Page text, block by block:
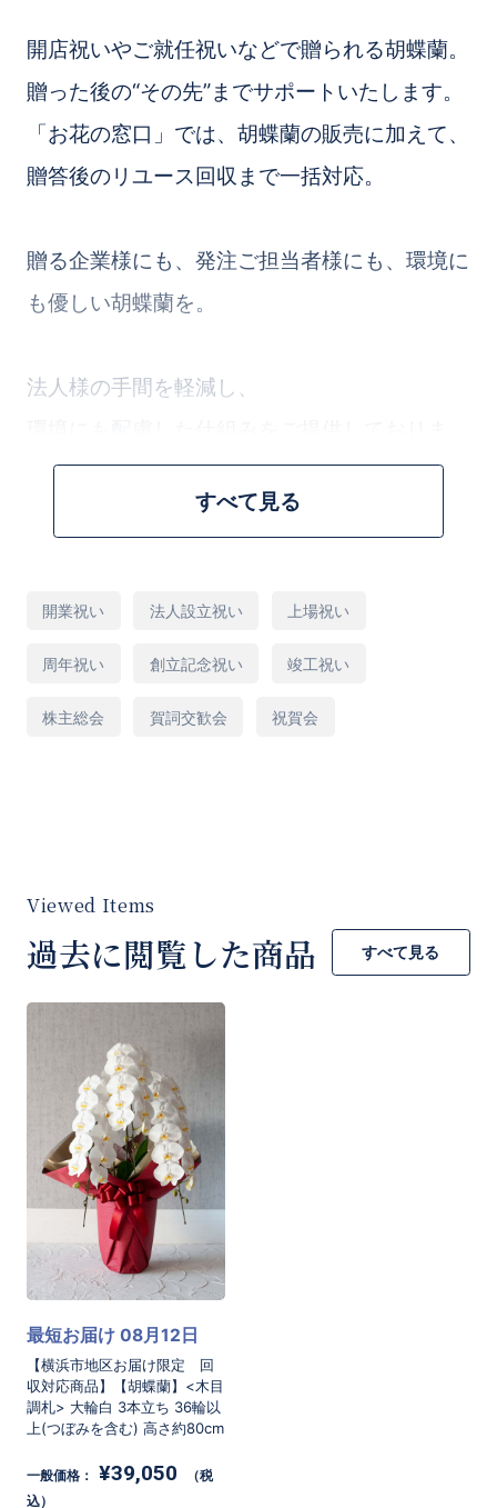
すべて見る
開店祝いやご就任祝いなどで贈られる胡蝶蘭。
贈った後の“その先”までサポートいたします。
「お花の窓口」では、胡蝶蘭の販売に加えて、
贈答後のリユース回収まで一括対応。
贈る企業様にも、発注ご担当者様にも、環境に
も優しい胡蝶蘭を。
法人様の手間を軽減し、
す。
一定期間飾って頂きお客様のタイミングでご連
◾️回収につきましては納品の際にお届け先様へ
◾️販売した鉢のみの引き取りになります。
--------------------------------------------
---------
どのようなビジネスシーンにもふさわしい立派
な3本立ちの白胡蝶蘭です。
3本の苗が同じ鉢に植えられるため、花茎や葉
す。
そんな佇まいから、お届け先様への気持ちが伝
わる贈り物です。
胡蝶蘭は、日本をはじめとするアジア地域で観
開業祝い 法人設立祝い 上場祝い
周年祝い 創立記念祝い 竣工祝い
株主総会 賀詞交歓会 祝賀会
過去に閲覧した商品
【横浜市地区お届け限定 回
収対応商品】【胡蝶蘭】<木目
調札> 大輪白 3本立ち 36輪以
上(つぼみを含む) 高さ約80cm
最短お届け 08月12日
一般価格： ¥39,050
（税
込）
すべて見る
お買い物を続ける